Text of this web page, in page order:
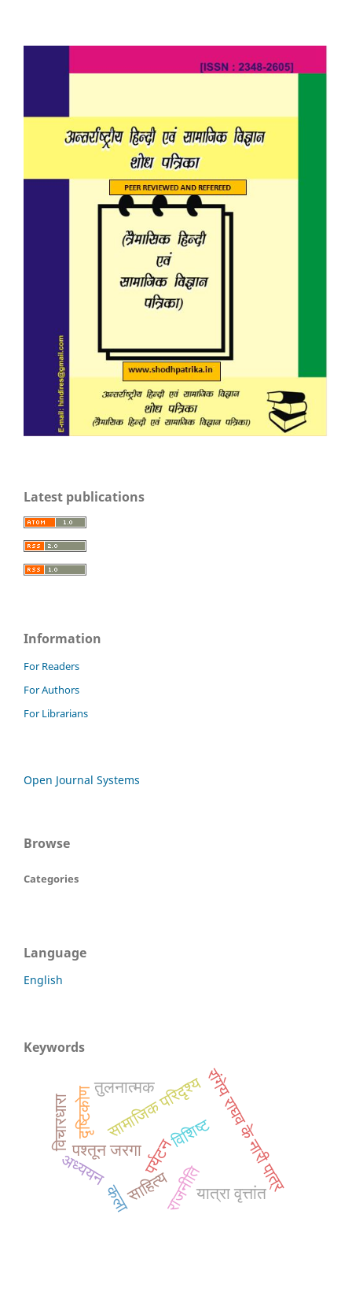
Latest publications
Information
For Readers
For Authors
For Librarians
Open Journal Systems
Browse
Categories
Language
English
Keywords
पश्तून जरगा
राजनीति
साहित्य
पर्यटन
कला यात्रा वृत्तांत
रांगेय राघव के नारी पात्र
सामाजिक परिदृश्य
अध्ययन
दृष्टिकोण विशिष्ट
विचारधारा
तुलनात्मक